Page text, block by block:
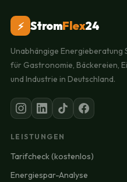
⚡ StromFlex24
Unabhängige Energieberatung
für Gastronomie, Bäckereien,
und Industrie in Deutschland.
LEISTUNGEN
Tarifcheck (kostenlos)
Energiespar-Analyse